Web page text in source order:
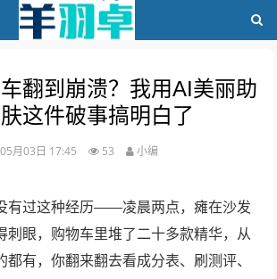
翻到崩溃？我用AI美丽助
这件破事搞明白了
月03日 17:45 53 小编
有过这种经历——凌晨两点，瘫在沙发
刺眼，购物车里堆了二十多款精华，从
都有，你翻来翻去看成分表、刷测评、